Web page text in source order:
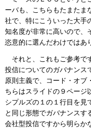
ーバも、こちらもたまたま
社で、特にこういった大手
知名度が非常に高いので、
恣意的に選んだわけではあ
それと、これもご参考で
投信についてのガバナンス
原則主義で、コード・オブ
ちらはスライドの９ページ
シプルズの１の１行目を見
と同じ形態でガバナンスす
会社型投信ですから明らか